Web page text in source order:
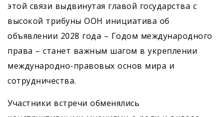
этой связи выдвинутая главой государства с
высокой трибуны ООН инициатива об
объявлении 2028 года – Годом международного
права – станет важным шагом в укреплении
международно-правовых основ мира и
сотрудничества.
Участники встречи обменялись